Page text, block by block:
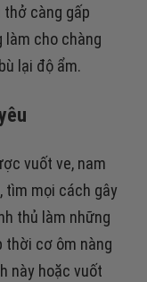
thở càng gấp
làm cho chàng
lại độ ẩm.
vuốt ve, nam
tìm mọi cách gây
thủ làm những
thời cơ ôm nàng
này hoặc vuốt